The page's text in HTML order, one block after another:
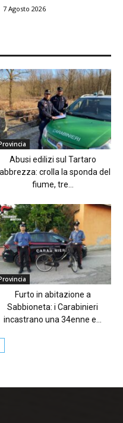
7 Agosto 2026
Abusi edilizi sul Tartaro
crolla la sponda del
fiume, tre...
Furto in abitazione a
Sabbioneta: i Carabinieri
incastrano una 34enne e...